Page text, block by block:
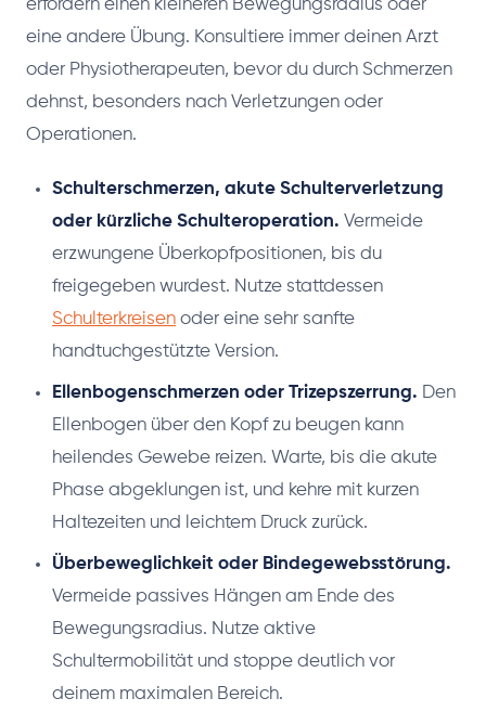
erfordern einen kleineren Bewegungsradius oder
eine andere Übung. Konsultiere immer deinen Arzt
oder Physiotherapeuten, bevor du durch Schmerzen
dehnst, besonders nach Verletzungen oder
Operationen.
Schulterschmerzen, akute Schulterverletzung
oder kürzliche Schulteroperation. Vermeide
erzwungene Überkopfpositionen, bis du
freigegeben wurdest. Nutze stattdessen
Schulterkreisen oder eine sehr sanfte
handtuchgestützte Version.
Ellenbogenschmerzen oder Trizepszerrung. Den
Ellenbogen über den Kopf zu beugen kann
heilendes Gewebe reizen. Warte, bis die akute
Phase abgeklungen ist, und kehre mit kurzen
Haltezeiten und leichtem Druck zurück.
Überbeweglichkeit oder Bindegewebsstörung.
Vermeide passives Hängen am Ende des
Bewegungsradius. Nutze aktive
Schultermobilität und stoppe deutlich vor
deinem maximalen Bereich.